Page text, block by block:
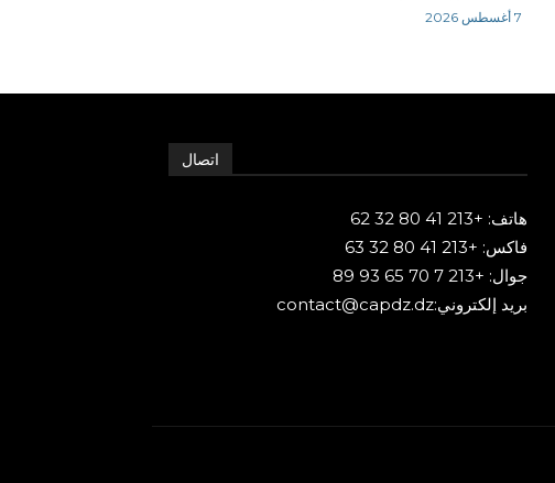
7 أغسطس 2026
اتصال
هاتف: +213 41 80 32 62
فاكس: +213 41 80 32 63
جوال: +213 7 70 65 93 89
بريد إلكتروني:contact@capdz.dz